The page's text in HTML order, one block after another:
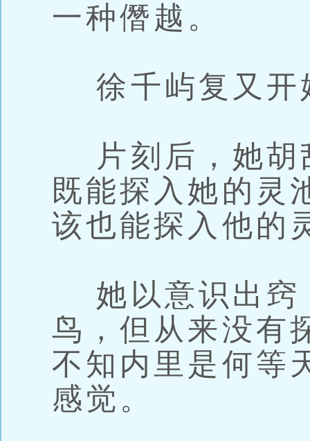
一种僭越。
徐千屿复又开
片刻后，她胡
既能探入她的灵
该也能探入他的
她以意识出窍
鸟，但从来没有
不知内里是何等
感觉。